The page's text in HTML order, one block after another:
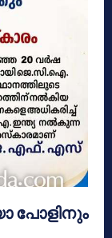
പോളിനും